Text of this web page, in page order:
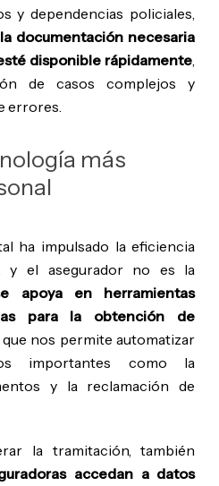
y dependencias policiales,
documentación necesaria
disponible rápidamente,
de casos complejos y
errores.
más
ha impulsado la eficiencia
y el asegurador no es la
apoya en herramientas
para la obtención de
que nos permite automatizar
importantes como la
y la reclamación de
la tramitación, también
accedan a datos